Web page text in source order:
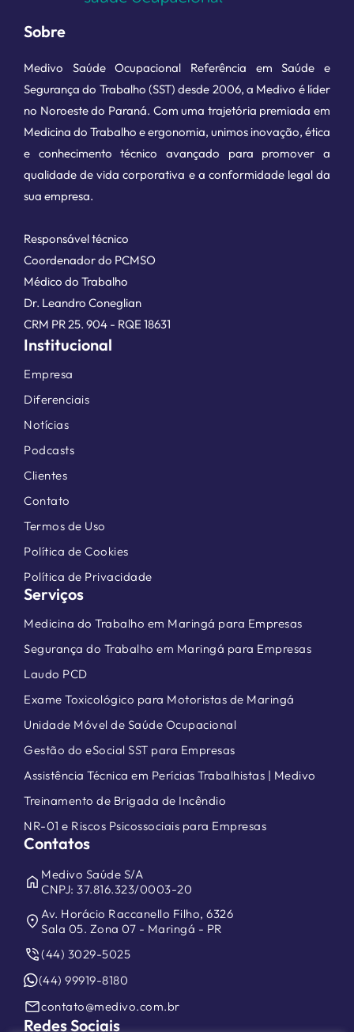
Sobre
Medivo Saúde Ocupacional Referência em Saúde e
Segurança do Trabalho (SST) desde 2006, a Medivo é líder
no Noroeste do Paraná. Com uma trajetória premiada em
Medicina do Trabalho e ergonomia, unimos inovação, ética
e conhecimento técnico avançado para promover a
qualidade de vida corporativa e a conformidade legal da
sua empresa.
Responsável técnico
Coordenador do PCMSO
Médico do Trabalho
Dr. Leandro Coneglian
CRM PR 25. 904 - RQE 18631
Institucional
Empresa
Diferenciais
Notícias
Podcasts
Clientes
Contato
Termos de Uso
Política de Cookies
Política de Privacidade
Serviços
Medicina do Trabalho em Maringá para Empresas
Segurança do Trabalho em Maringá para Empresas
Laudo PCD
Exame Toxicológico para Motoristas de Maringá
Unidade Móvel de Saúde Ocupacional
Gestão do eSocial SST para Empresas
Assistência Técnica em Perícias Trabalhistas | Medivo
Treinamento de Brigada de Incêndio
NR-01 e Riscos Psicossociais para Empresas
Contatos
home Medivo Saúde S/A
CNPJ: 37.816.323/0003-20
location_on Av. Horácio Raccanello Filho, 6326
Sala 05. Zona 07 - Maringá - PR
phone_in_talk(44) 3029-5025
(44) 99919-8180
mailcontato@medivo.com.br
Redes Sociais